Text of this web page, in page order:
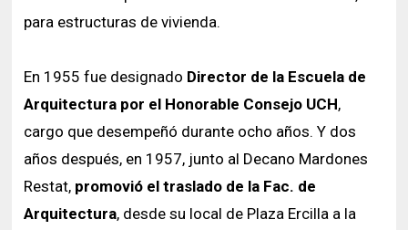
para estructuras de vivienda.
En 1955 fue designado Director de la Escuela de
Arquitectura por el Honorable Consejo UCH,
cargo que desempeñó durante ocho años. Y dos
años después, en 1957, junto al Decano Mardones
Restat, promovió el traslado de la Fac. de
Arquitectura, desde su local de Plaza Ercilla a la